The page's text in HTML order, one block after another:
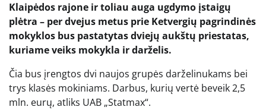
Klaipėdos rajone ir toliau auga ugdymo įstaigų
plėtra – per dvejus metus prie Ketvergių pagrindinės
mokyklos bus pastatytas dviejų aukštų priestatas,
kuriame veiks mokykla ir darželis.
Čia bus įrengtos dvi naujos grupės darželinukams bei
trys klasės mokiniams. Darbus, kurių vertė beveik 2,5
mln. eurų, atliks UAB „Statmax“.